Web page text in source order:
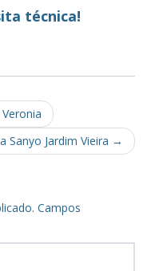
técnica!
Sanyo Jardim Vieira →
Campos